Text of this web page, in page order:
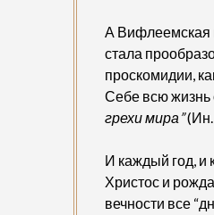
А Вифлеемская
стала
проскомидии,
Себе всю жизнь
грехи мира”(Ин.
И каждый год, и
Христос и
вечности все